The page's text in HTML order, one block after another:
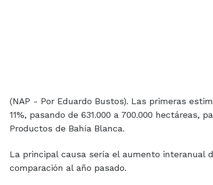
(NAP - Por Eduardo Bustos). Las primeras
11%, pasando de 631.000 a 700.000
Productos de Bahía Blanca.
La principal causa sería el aumento interanual
comparación al año pasado.